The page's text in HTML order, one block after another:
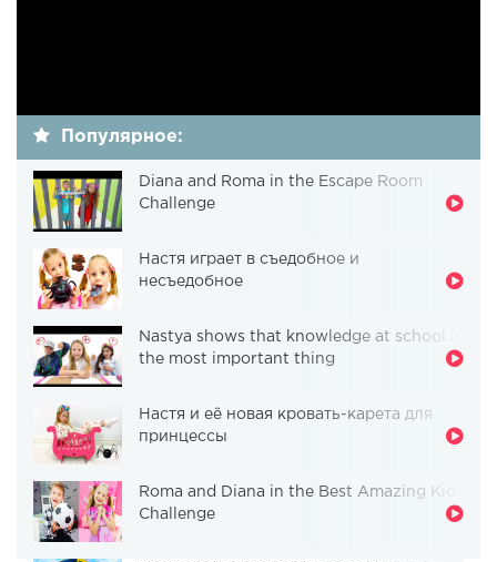
Популярное:
Diana and Roma in the Escape Room
Challenge
Настя играет в съедобное и
несъедобное
Nastya shows that knowledge at school is
the most important thing
Настя и её новая кровать-карета для
принцессы
Roma and Diana in the Best Amazing Kids
Challenge